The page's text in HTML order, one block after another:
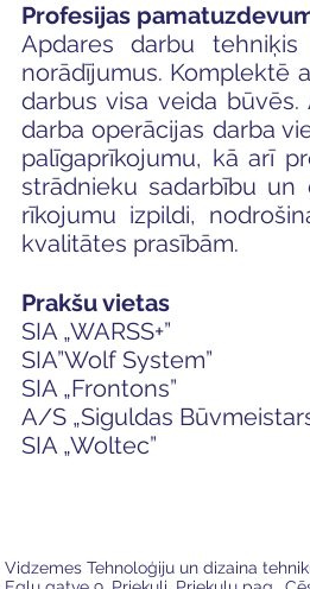
Profesijas
Apdares darbu
norādījumus. Komplektē
darbus visa veida
darba operācijas darba
palīgaprīkojumu, kā arī
strādnieku sadarbību un
rīkojumu izpildi,
kvalitātes prasībām.
Prakšu vietas
SIA „WARSS+”
SIA”Wolf System”
SIA „Frontons”
A/S „Siguldas
SIA „Woltec”
Vidzemes Tehnoloģiju un dizaina